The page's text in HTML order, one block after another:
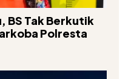
BS Tak Berkutik
Polresta